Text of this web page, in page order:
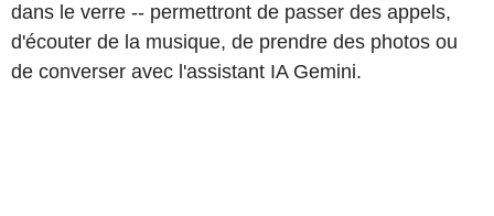
dans le verre -- permettront de passer des appels,
d'écouter de la musique, de prendre des photos ou
de converser avec l'assistant IA Gemini.